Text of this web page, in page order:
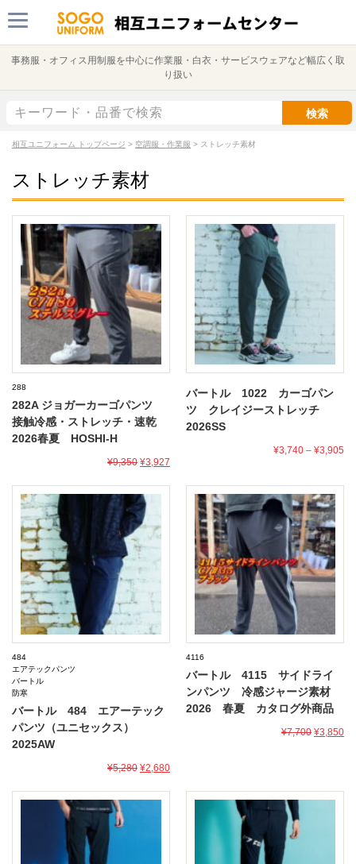
事務服・オフィス用制服を中心に作業服・白衣・サービスウェアなど幅広く取
り扱い
検索
相互ユニフォーム トップページ > 空調服・作業服 > ストレッチ素材
ストレッチ素材
288
282A ジョガーカーゴパンツ
接触冷感・ストレッチ・速乾
2026春夏 HOSHI-H
¥9,350 ¥3,927
バートル 1022 カーゴパン
ツ クレイジーストレッチ
2026SS
¥3,740 – ¥3,905
484
エアテックパンツ
バートル
防寒
バートル 484 エアーテック
パンツ（ユニセックス）
2025AW
¥5,280 ¥2,680
4116
バートル 4115 サイドライ
ンパンツ 冷感ジャージ素材
2026 春夏 カタログ外商品
¥7,700 ¥3,850